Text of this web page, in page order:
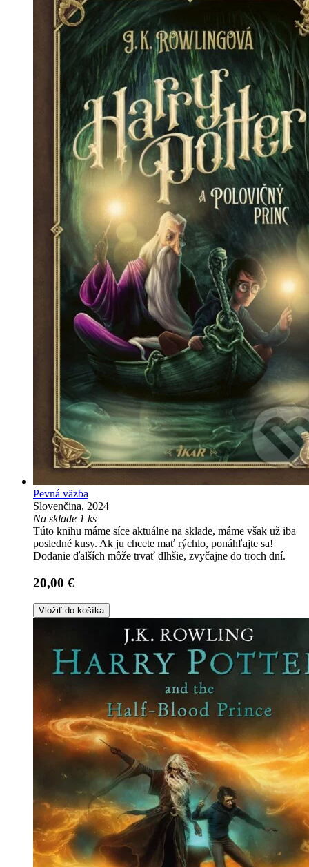
Pevná väzba
Slovenčina, 2024
Na sklade 1 ks
Túto knihu máme síce aktuálne na sklade, máme však už iba
posledné kusy. Ak ju chcete mať rýchlo, ponáhľajte sa!
Dodanie ďalších môže trvať dlhšie, zvyčajne do troch dní.
20,00 €
Vložiť do košíka